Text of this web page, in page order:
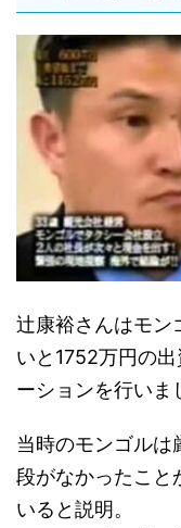
辻康裕さんはモン
いと1752万円の出
ーションを行いま
当時のモンゴルは
段がなかったこと
いると説明。